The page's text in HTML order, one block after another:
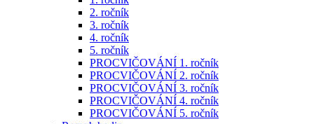
2. ročník
3. ročník
4. ročník
5. ročník
PROCVIČOVÁNÍ 1. ročník
PROCVIČOVÁNÍ 2. ročník
PROCVIČOVÁNÍ 3. ročník
PROCVIČOVÁNÍ 4. ročník
PROCVIČOVÁNÍ 5. ročník